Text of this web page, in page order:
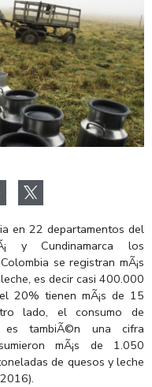
en 22 departamentos del
y Cundinamarca los
se registran mÃ¡s
es decir casi 400.000
20% tienen mÃ¡s de 15
lado, el consumo de
es tambiÃ©n una cifra
mÃ¡s de 1.050
de quesos y leche